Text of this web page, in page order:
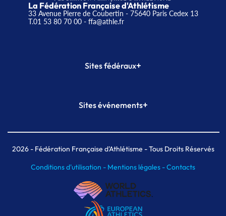
La Fédération Française d'Athlétisme
33 Avenue Pierre de Coubertin - 75640 Paris Cedex 13
T.01 53 80 70 00- ffa@athle.fr
Sites fédéraux+
Plateforme Formation
Sites événements+
Meeting de Paris indoor
MAIF Ekiden de Paris
2026- Fédération Française d'Athlétisme - Tous Droits Réservés
Conditions d'utilisation - Mentions légales -Contacts